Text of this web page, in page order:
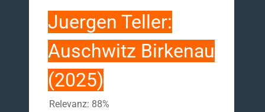
Juergen Teller:
Auschwitz Birkenau
(2025)
Relevanz: 88%